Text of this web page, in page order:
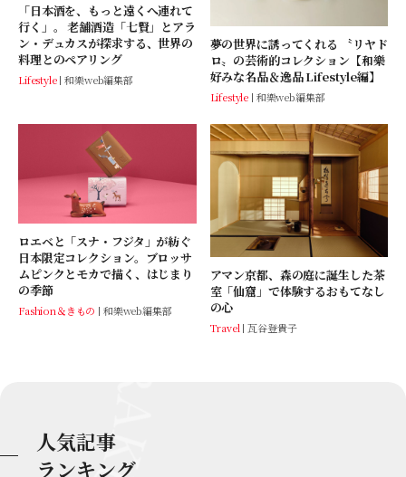
「日本酒を、もっと遠くへ連れて
行く」。 老舗酒造「七賢」とアラ
ン・デュカスが探求する、世界の
料理とのペアリング
Lifestyle 和樂web編集部
夢の世界に誘ってくれる 〝リヤド
ロ〟の芸術的コレクション【和樂
好みな名品＆逸品 Lifestyle編】
Lifestyle 和樂web編集部
ロエベと「スナ・フジタ」が紡ぐ
日本限定コレクション。ブロッサ
ムピンクとモカで描く、はじまり
の季節
Fashion＆きもの 和樂web編集部
アマン京都、森の庭に誕生した茶
室「仙窟」で体験するおもてなし
の心
Travel 瓦谷登貴子
人気記事
ランキング